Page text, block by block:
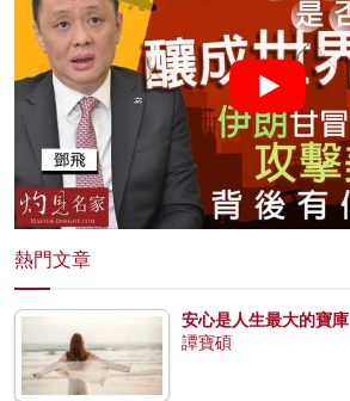
熱門文章
安心是人生最大的寶庫
譚寶碩